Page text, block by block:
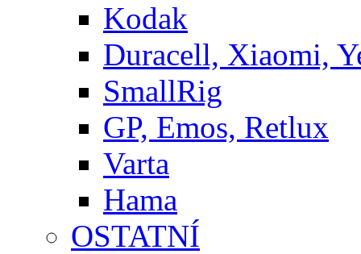
Kodak
Duracell, Xiaomi,
SmallRig
GP, Emos, Retlux
Varta
Hama
OSTATNÍ